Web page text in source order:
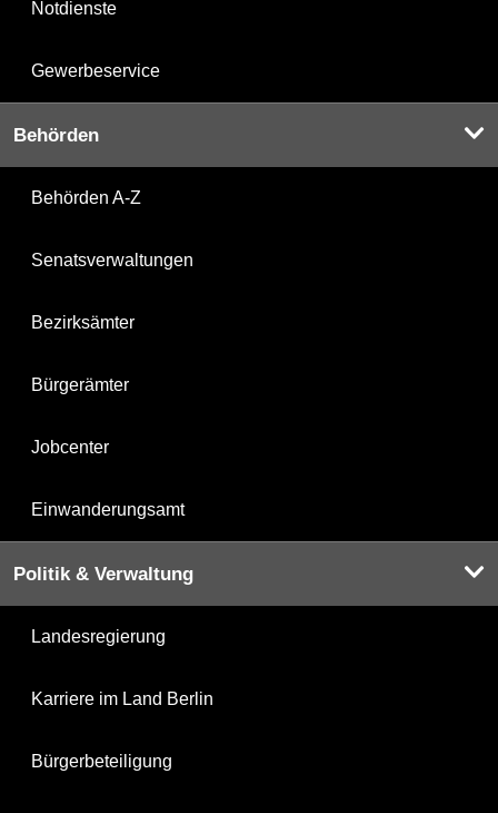
Notdienste
Gewerbeservice
Behörden
Behörden A-Z
Senatsverwaltungen
Bezirksämter
Bürgerämter
Jobcenter
Einwanderungsamt
Politik & Verwaltung
Landesregierung
Karriere im Land Berlin
Bürgerbeteiligung